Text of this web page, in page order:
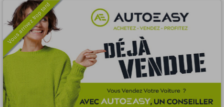
Vous arrivez trop tard